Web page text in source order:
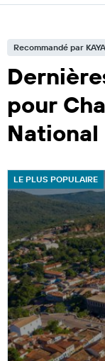
Recommandé par
pour
National
LE PLUS POPULAIRE